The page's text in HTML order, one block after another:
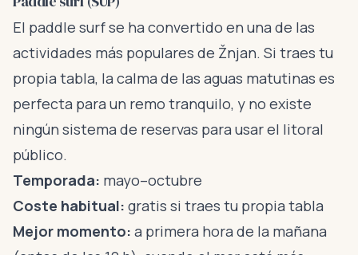
El paddle surf se ha convertido en una de las
actividades más populares de Žnjan. Si traes tu
propia tabla, la calma de las aguas matutinas es
perfecta para un remo tranquilo, y no existe
ningún sistema de reservas para usar el litoral
público.
Temporada: mayo–octubre
Coste habitual: gratis si traes tu propia tabla
Mejor momento: a primera hora de la mañana